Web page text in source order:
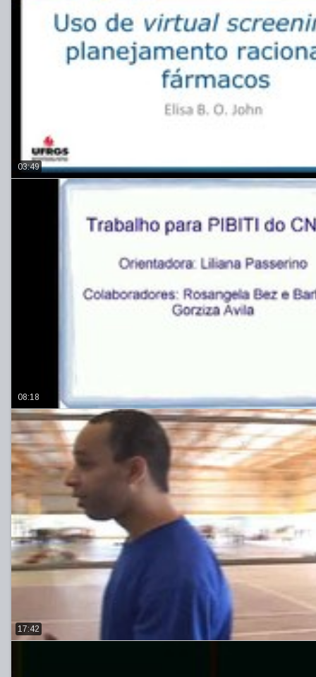
03:49
08:18
17:42